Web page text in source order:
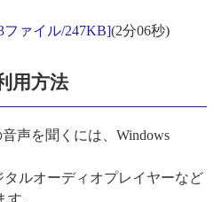
ァイル/247KB](2分06秒)
用方法
声を聞くには、Windows
ルオーディオプレイヤーなど
。